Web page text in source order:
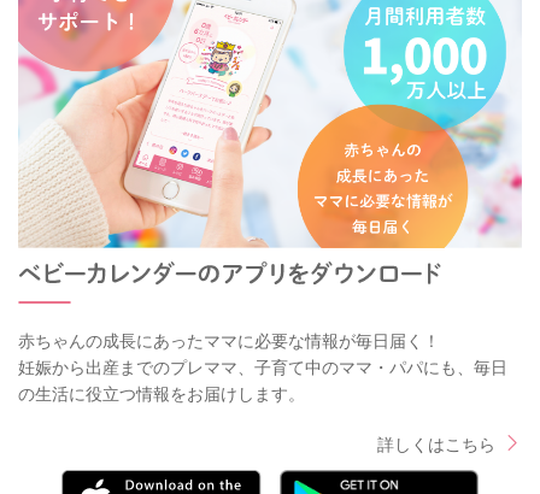
赤ちゃんの成長にあったママに必要な情報が毎日届く！
妊娠から出産までのプレママ、子育て中のママ・パパにも、毎日
の生活に役立つ情報をお届けします。
詳しくはこちら